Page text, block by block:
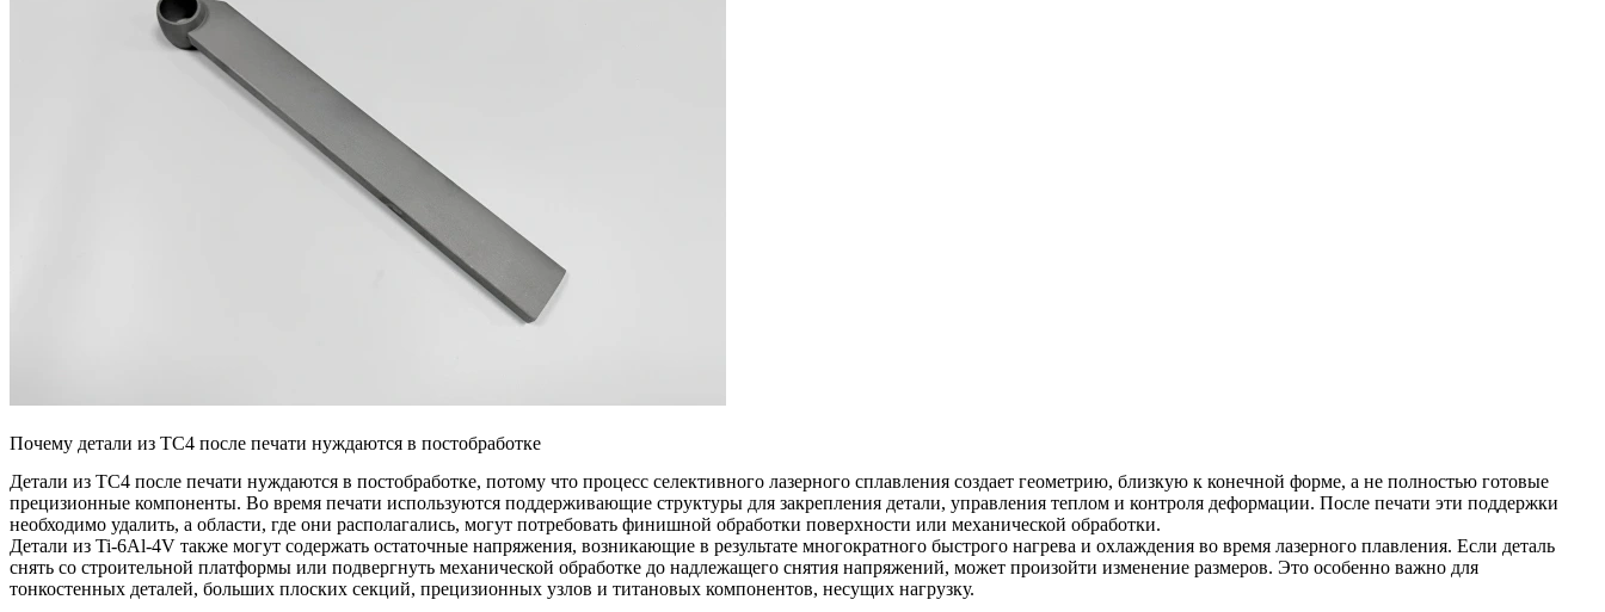
Почему детали из TC4 после печати нуждаются в постобработке
Детали из TC4 после печати нуждаются в постобработке, потому что процесс селективного лазерного сплавления создает геометрию, близкую к конечной форме, а не полностью готовые
прецизионные компоненты. Во время печати используются поддерживающие структуры для закрепления детали, управления теплом и контроля деформации. После печати эти поддержки
необходимо удалить, а области, где они располагались, могут потребовать финишной обработки поверхности или механической обработки.
Детали из Ti-6Al-4V также могут содержать остаточные напряжения, возникающие в результате многократного быстрого нагрева и охлаждения во время лазерного плавления. Если деталь
снять со строительной платформы или подвергнуть механической обработке до надлежащего снятия напряжений, может произойти изменение размеров. Это особенно важно для
тонкостенных деталей, больших плоских секций, прецизионных узлов и титановых компонентов, несущих нагрузку.